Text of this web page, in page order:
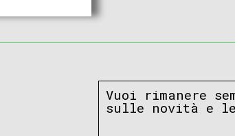
Vuoi rimanere
sulle novità e le